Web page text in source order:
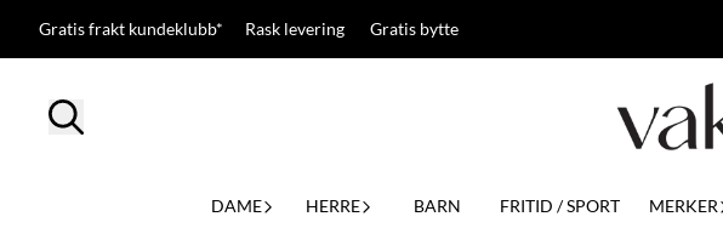
Hopp til innhold
Gratis frakt kundeklubb* Rask levering Gratis bytte
DAME HERRE BARN FRITID / SPORT MERKER